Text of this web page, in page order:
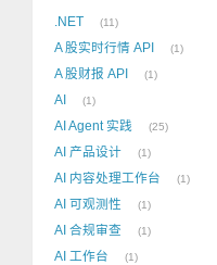
.NET 11
A 股实时行情 API 1
A 股财报 API 1
AI 1
AI Agent 实践 25
AI 产品设计 1
AI 内容处理工作台 1
AI 可观测性 1
AI 合规审查 1
AI 工作台 1